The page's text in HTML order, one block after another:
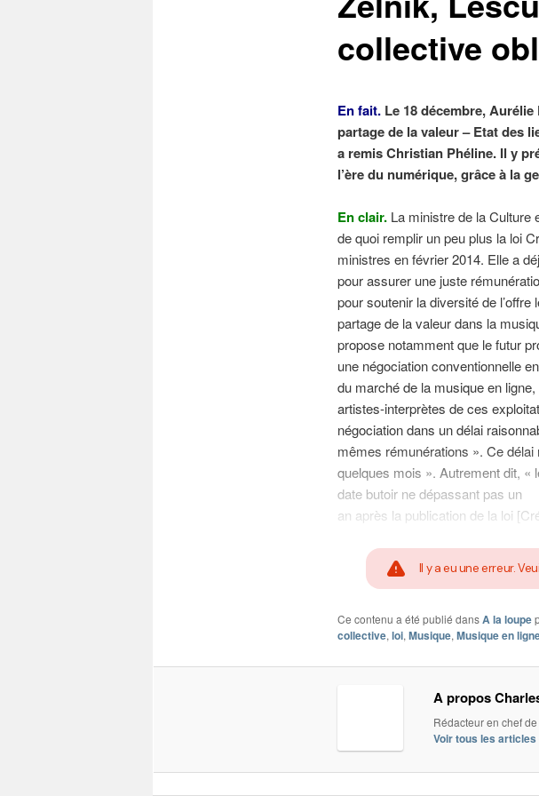
collective
En fait.Le 18 décembre,
partage de la valeur – Etat des
a remis Christian Phéline. Il y
l’ère du numérique, grâce à la
En clair.La ministre de la Culture
de quoi remplir un peu plus la loi
ministres en février 2014. Elle a
pour assurer une juste
pour soutenir la diversité de
partage de la valeur dans la
propose notamment que le futur
une négociation conventionnelle
du marché de la musique en
artistes-interprètes de ces
négociation dans un délai
mêmes rémunérations ». Ce
quelques mois ». Autrement dit, «
date butoir ne dépassant pas un
an après la publication de la loi
Il y a eu une erreur.
Ce contenu a été publié dansA la loupe
collective, loi, Musique, Musique en
A propos
Rédacteur en chef
Voir tous les